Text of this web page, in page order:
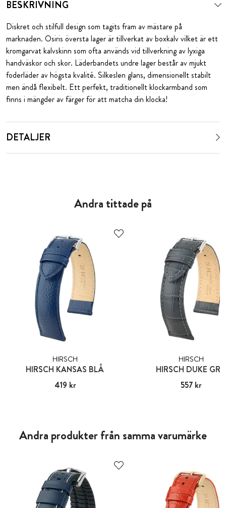
BESKRIVNING
Diskret och stilfull design som tagits fram av mästare på
marknaden. Osiris översta lager är tillverkat av boxkalv vilket är ett
kromgarvat kalvskinn som ofta används vid tillverkning av lyxiga
handväskor och skor. Läderbandets undre lager består av mjukt
foderläder av högsta kvalité. Silkeslen glans, dimensionellt stabilt
men ändå flexibelt. Ett perfekt, traditionellt klockarmband som
finns i mängder av färger för att matcha din klocka!
DETALJER
Andra tittade på
HIRSCH
HIRSCH KANSAS BLÅ
Pris:419 kr
419 kr
HIRSCH
HIRSCH DUKE GRÅ
Pris:557 kr
557 kr
Andra produkter från samma varumärke